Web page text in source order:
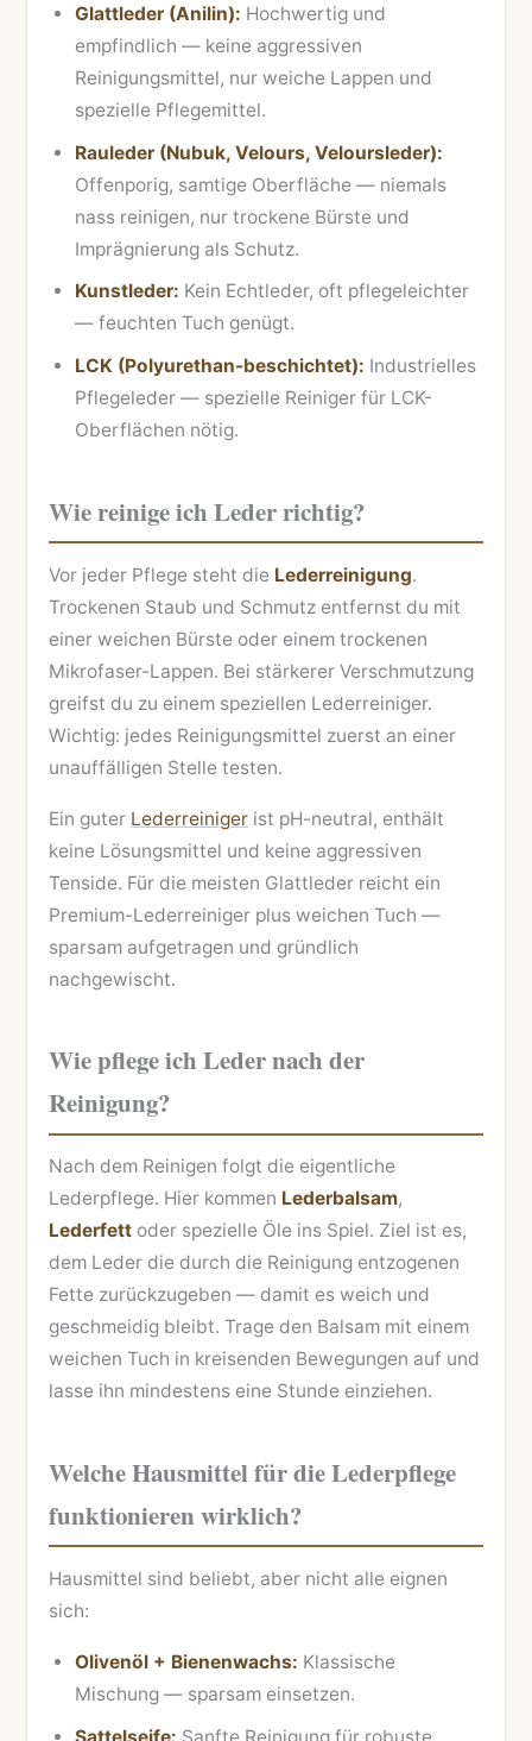
Glattleder (Anilin): Hochwertig und
empfindlich — keine aggressiven
Reinigungsmittel, nur weiche Lappen und
spezielle Pflegemittel.
Rauleder (Nubuk, Velours, Veloursleder):
Offenporig, samtige Oberfläche — niemals
nass reinigen, nur trockene Bürste und
Imprägnierung als Schutz.
Kunstleder: Kein Echtleder, oft pflegeleichter
— feuchten Tuch genügt.
LCK (Polyurethan-beschichtet): Industrielles
Pflegeleder — spezielle Reiniger für LCK-
Oberflächen nötig.
Wie reinige ich Leder richtig?
Vor jeder Pflege steht die Lederreinigung.
Trockenen Staub und Schmutz entfernst du mit
einer weichen Bürste oder einem trockenen
Mikrofaser-Lappen. Bei stärkerer Verschmutzung
greifst du zu einem speziellen Lederreiniger.
Wichtig: jedes Reinigungsmittel zuerst an einer
unauffälligen Stelle testen.
Ein guter Lederreiniger ist pH-neutral, enthält
keine Lösungsmittel und keine aggressiven
Tenside. Für die meisten Glattleder reicht ein
Premium-Lederreiniger plus weichen Tuch —
sparsam aufgetragen und gründlich
nachgewischt.
Wie pflege ich Leder nach der
Reinigung?
Nach dem Reinigen folgt die eigentliche
Lederpflege. Hier kommen Lederbalsam,
Lederfett oder spezielle Öle ins Spiel. Ziel ist es,
dem Leder die durch die Reinigung entzogenen
Fette zurückzugeben — damit es weich und
geschmeidig bleibt. Trage den Balsam mit einem
weichen Tuch in kreisenden Bewegungen auf und
lasse ihn mindestens eine Stunde einziehen.
Welche Hausmittel für die Lederpflege
funktionieren wirklich?
Hausmittel sind beliebt, aber nicht alle eignen
sich:
Olivenöl + Bienenwachs: Klassische
Mischung — sparsam einsetzen.